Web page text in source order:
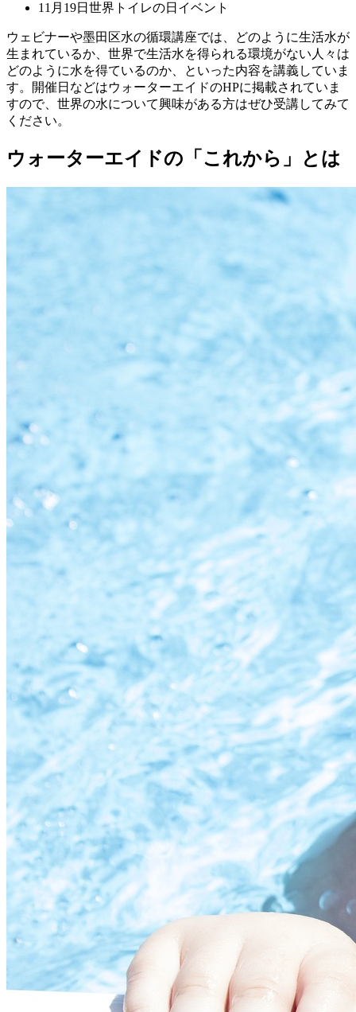
11月19日世界トイレの日イベント
ウェビナーや墨田区水の循環講座では、どのように生活水が
生まれているか、世界で生活水を得られる環境がない人々は
どのように水を得ているのか、といった内容を講義していま
す。開催日などはウォーターエイドのHPに掲載されていま
すので、世界の水について興味がある方はぜひ受講してみて
ください。
ウォーターエイドの「これから」とは